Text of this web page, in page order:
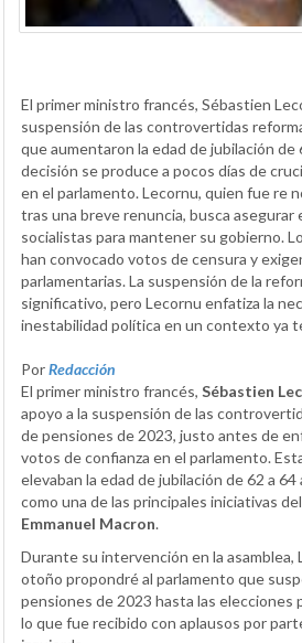
El primer ministro francés, Sébastien
suspensión de las controvertidas
que aumentaron la edad de jubilación de
decisión se produce a pocos días de
en el parlamento. Lecornu, quien fue re
tras una breve renuncia, busca asegurar
socialistas para mantener su gobierno.
han convocado votos de censura y
parlamentarias. La suspensión de la
significativo, pero Lecornu enfatiza la
inestabilidad política en un contexto ya
PorRedacción
El primer ministro francés, Sébastien
apoyo a la suspensión de las
de pensiones de 2023, justo antes de
votos de confianza en el parlamento.
elevaban la edad de jubilación de 62 a
como una de las principales iniciativas
Emmanuel Macron.
Durante su intervención en la asamblea,
otoño propondré al parlamento que
pensiones de 2023 hasta las elecciones
lo que fue recibido con aplausos por